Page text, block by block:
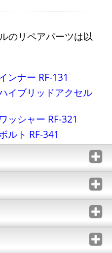
のリペアパーツは以
ンナー RF-131
イブリッドアクセル
ッシャー RF-321
ルト RF-341